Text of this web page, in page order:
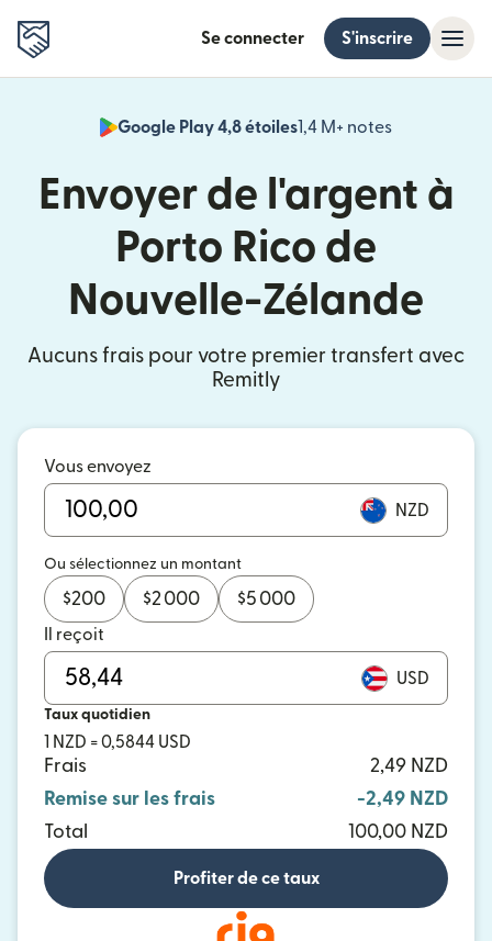
Se connecter S'inscrire
Google Play 4,8 étoiles1,4 M+ notes
Envoyer de l'argent à
Porto Rico de
Nouvelle-Zélande
Aucuns frais pour votre premier transfert avec
Remitly
Vous envoyez
NZD
Ou sélectionnez un montant
$200 $2 000 $5 000
Il reçoit
USD
Taux quotidien
1 NZD = 0,5844 USD
Frais
2,49 NZD
Remise sur les frais
-2,49 NZD
Total
100,00 NZD
Profiter de ce taux